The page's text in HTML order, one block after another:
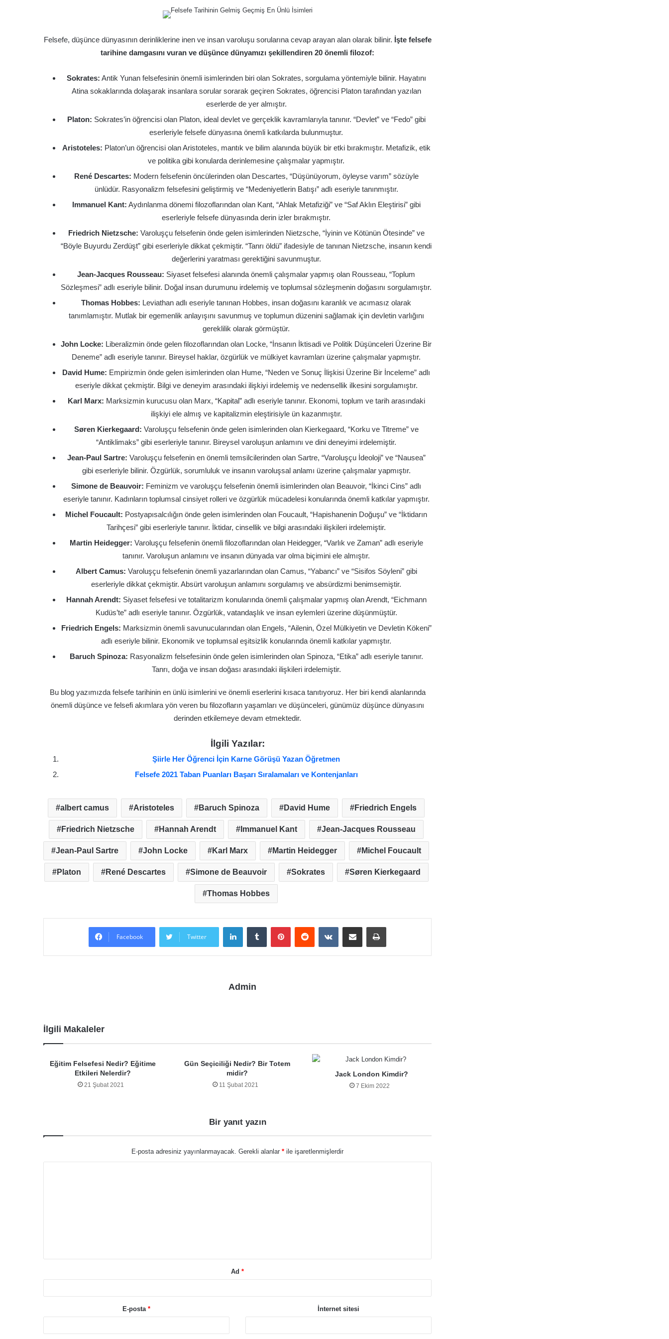
Felsefe, düşünce dünyasının derinliklerine inen ve insan varoluşu sorularına cevap arayan alan olarak bilinir. İşte felsefe
tarihine damgasını vuran ve düşünce dünyamızı şekillendiren 20 önemli filozof:
Sokrates: Antik Yunan felsefesinin önemli isimlerinden biri olan Sokrates, sorgulama yöntemiyle bilinir. Hayatını
Atina sokaklarında dolaşarak insanlara sorular sorarak geçiren Sokrates, öğrencisi Platon tarafından yazılan
eserlerde de yer almıştır.
Platon: Sokrates’in öğrencisi olan Platon, ideal devlet ve gerçeklik kavramlarıyla tanınır. “Devlet” ve “Fedo” gibi
eserleriyle felsefe dünyasına önemli katkılarda bulunmuştur.
Aristoteles: Platon’un öğrencisi olan Aristoteles, mantık ve bilim alanında büyük bir etki bırakmıştır. Metafizik, etik
ve politika gibi konularda derinlemesine çalışmalar yapmıştır.
René Descartes: Modern felsefenin öncülerinden olan Descartes, “Düşünüyorum, öyleyse varım” sözüyle
ünlüdür. Rasyonalizm felsefesini geliştirmiş ve “Medeniyetlerin Batışı” adlı eseriyle tanınmıştır.
Immanuel Kant: Aydınlanma dönemi filozoflarından olan Kant, “Ahlak Metafiziği” ve “Saf Aklın Eleştirisi” gibi
eserleriyle felsefe dünyasında derin izler bırakmıştır.
Friedrich Nietzsche: Varoluşçu felsefenin önde gelen isimlerinden Nietzsche, “İyinin ve Kötünün Ötesinde” ve
“Böyle Buyurdu Zerdüşt” gibi eserleriyle dikkat çekmiştir. “Tanrı öldü” ifadesiyle de tanınan Nietzsche, insanın kendi
değerlerini yaratması gerektiğini savunmuştur.
Jean-Jacques Rousseau: Siyaset felsefesi alanında önemli çalışmalar yapmış olan Rousseau, “Toplum
Sözleşmesi” adlı eseriyle bilinir. Doğal insan durumunu irdelemiş ve toplumsal sözleşmenin doğasını sorgulamıştır.
Thomas Hobbes: Leviathan adlı eseriyle tanınan Hobbes, insan doğasını karanlık ve acımasız olarak
tanımlamıştır. Mutlak bir egemenlik anlayışını savunmuş ve toplumun düzenini sağlamak için devletin varlığını
gereklilik olarak görmüştür.
John Locke: Liberalizmin önde gelen filozoflarından olan Locke, “İnsanın İktisadi ve Politik Düşünceleri Üzerine Bir
Deneme” adlı eseriyle tanınır. Bireysel haklar, özgürlük ve mülkiyet kavramları üzerine çalışmalar yapmıştır.
David Hume: Empirizmin önde gelen isimlerinden olan Hume, “Neden ve Sonuç İlişkisi Üzerine Bir İnceleme” adlı
eseriyle dikkat çekmiştir. Bilgi ve deneyim arasındaki ilişkiyi irdelemiş ve nedensellik ilkesini sorgulamıştır.
Karl Marx: Marksizmin kurucusu olan Marx, “Kapital” adlı eseriyle tanınır. Ekonomi, toplum ve tarih arasındaki
ilişkiyi ele almış ve kapitalizmin eleştirisiyle ün kazanmıştır.
Søren Kierkegaard: Varoluşçu felsefenin önde gelen isimlerinden olan Kierkegaard, “Korku ve Titreme” ve
“Antiklimaks” gibi eserleriyle tanınır. Bireysel varoluşun anlamını ve dini deneyimi irdelemiştir.
Jean-Paul Sartre: Varoluşçu felsefenin en önemli temsilcilerinden olan Sartre, “Varoluşçu İdeoloji” ve “Nausea”
gibi eserleriyle bilinir. Özgürlük, sorumluluk ve insanın varoluşsal anlamı üzerine çalışmalar yapmıştır.
Simone de Beauvoir: Feminizm ve varoluşçu felsefenin önemli isimlerinden olan Beauvoir, “İkinci Cins” adlı
eseriyle tanınır. Kadınların toplumsal cinsiyet rolleri ve özgürlük mücadelesi konularında önemli katkılar yapmıştır.
Michel Foucault: Postyapısalcılığın önde gelen isimlerinden olan Foucault, “Hapishanenin Doğuşu” ve “İktidarın
Tarihçesi” gibi eserleriyle tanınır. İktidar, cinsellik ve bilgi arasındaki ilişkileri irdelemiştir.
Martin Heidegger: Varoluşçu felsefenin önemli filozoflarından olan Heidegger, “Varlık ve Zaman” adlı eseriyle
tanınır. Varoluşun anlamını ve insanın dünyada var olma biçimini ele almıştır.
Albert Camus: Varoluşçu felsefenin önemli yazarlarından olan Camus, “Yabancı” ve “Sisifos Söyleni” gibi
eserleriyle dikkat çekmiştir. Absürt varoluşun anlamını sorgulamış ve absürdizmi benimsemiştir.
Hannah Arendt: Siyaset felsefesi ve totalitarizm konularında önemli çalışmalar yapmış olan Arendt, “Eichmann
Kudüs’te” adlı eseriyle tanınır. Özgürlük, vatandaşlık ve insan eylemleri üzerine düşünmüştür.
Friedrich Engels: Marksizmin önemli savunucularından olan Engels, “Ailenin, Özel Mülkiyetin ve Devletin Kökeni”
adlı eseriyle bilinir. Ekonomik ve toplumsal eşitsizlik konularında önemli katkılar yapmıştır.
Baruch Spinoza: Rasyonalizm felsefesinin önde gelen isimlerinden olan Spinoza, “Etika” adlı eseriyle tanınır.
Tanrı, doğa ve insan doğası arasındaki ilişkileri irdelemiştir.
Bu blog yazımızda felsefe tarihinin en ünlü isimlerini ve önemli eserlerini kısaca tanıtıyoruz. Her biri kendi alanlarında
önemli düşünce ve felsefi akımlara yön veren bu filozofların yaşamları ve düşünceleri, günümüz düşünce dünyasını
derinden etkilemeye devam etmektedir.
İlgili Yazılar:
Şiirle Her Öğrenci İçin Karne Görüşü Yazan Öğretmen
Felsefe 2021 Taban Puanları Başarı Sıralamaları ve Kontenjanları
albert camus Aristoteles Baruch Spinoza David Hume Friedrich Engels
Friedrich Nietzsche Hannah Arendt Immanuel Kant Jean-Jacques Rousseau
Jean-Paul Sartre John Locke Karl Marx Martin Heidegger Michel Foucault
Platon René Descartes Simone de Beauvoir Sokrates Søren Kierkegaard
Thomas Hobbes
Facebook Twitter
LinkedInTumblr PinterestReddit VKontakteE-Posta ile paylaş Yazdır
Admin
İlgili Makaleler
Eğitim Felsefesi Nedir? Eğitime
Etkileri Nelerdir?
21 Şubat 2021
Gün Seçiciliği Nedir? Bir Totem
midir?
11 Şubat 2021
Jack London Kimdir?
7 Ekim 2022
Bir yanıt yazın
E-posta adresiniz yayınlanmayacak. Gerekli alanlar * ile işaretlenmişlerdir
Ad *
E-posta* İnternet sitesi